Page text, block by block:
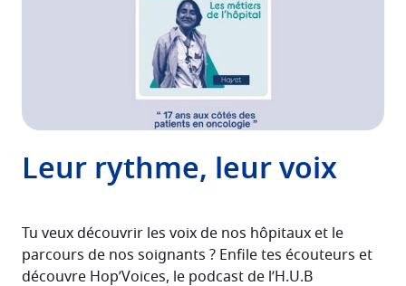
Leur rythme, leur voix
Tu veux découvrir les voix de nos hôpitaux et le
parcours de nos soignants ? Enfile tes écouteurs et
découvre Hop’Voices, le podcast de l’H.U.B